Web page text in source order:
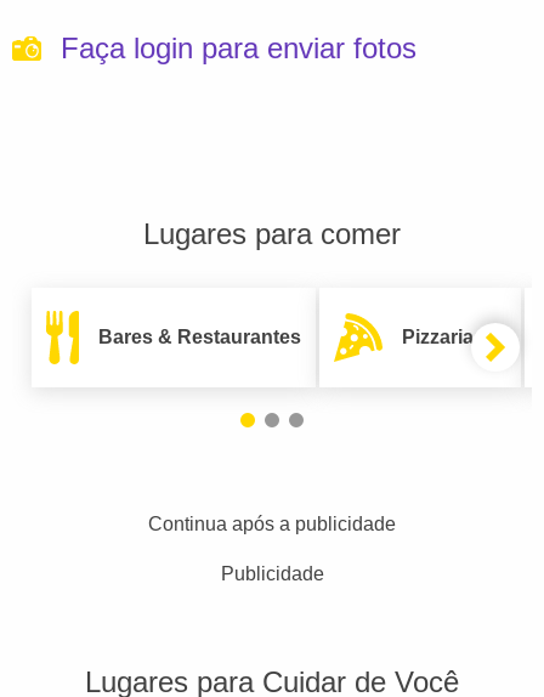
Faça login para enviar fotos
Lugares para comer
Bares & Restaurantes Pizzarias
Continua após a publicidade
Publicidade
Lugares para Cuidar de Você